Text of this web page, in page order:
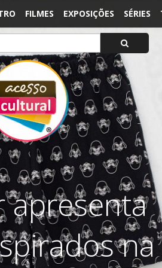
FILMES EXPOSIÇÕES SÉRIES
apresenta
na